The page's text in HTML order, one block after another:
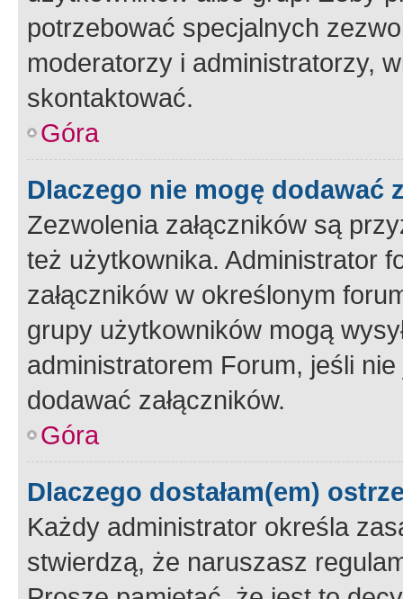
potrzebować specjalnych
moderatorzy i administratorzy,
skontaktować.
Góra
Dlaczego nie mogę dodawać
Zezwolenia załączników są
też użytkownika. Administrator
załączników w określonym
grupy użytkowników mogą
administratorem Forum, jeśli
dodawać załączników.
Góra
Dlaczego dostałam(em)
Każdy administrator określa
stwierdzą, że naruszasz